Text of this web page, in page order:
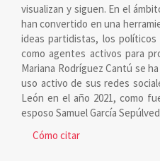
visualizan y siguen. En el
han convertido en una
ideas partidistas, los
como agentes activos para
Mariana Rodríguez Cantú se
uso activo de sus redes
León en el año 2021, como
esposo Samuel García
Detalles
Cómo citar